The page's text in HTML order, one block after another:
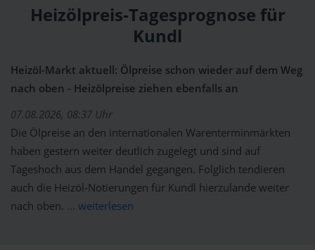
Heizölpreis-Tagesprognose für
Kundl
Heizöl-Markt aktuell: Ölpreise schon wieder auf dem Weg
nach oben - Heizölpreise ziehen ebenfalls an
07.08.2026, 08:37 Uhr
Die Ölpreise an den internationalen Warenterminmärkten
haben gestern weiter deutlich zugelegt und sind auf
Tageshoch aus dem Handel gegangen. Folglich tendieren
auch die Heizöl-Notierungen für Kundl hierzulande weiter
nach oben. ... weiterlesen